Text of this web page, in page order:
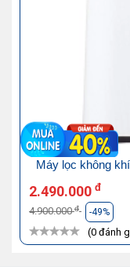
Máy lọc không
2.490.000 đ
4.900.000đ -49%
(0 đánh